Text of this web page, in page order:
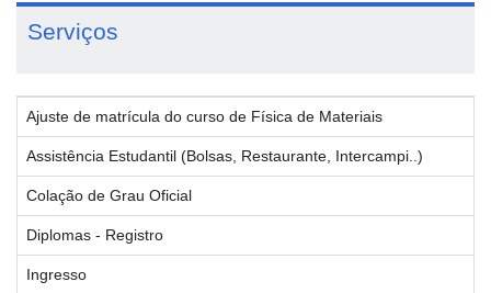
Serviços
Ajuste de matrícula do curso de Física de Materiais
Assistência Estudantil (Bolsas, Restaurante, Intercampi..)
Colação de Grau Oficial
Diplomas - Registro
Ingresso